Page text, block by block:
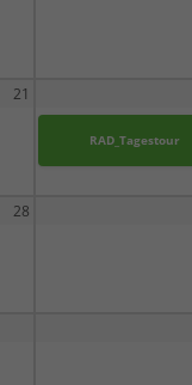
21
RAD_Tagestour
28